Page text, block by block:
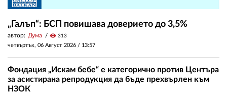
„Галъп“: БСП повишава доверието до 3,5%
автор: Дума visibility 313
четвъртък, 06 Август 2026 / 13:57
Фондация „Искам бебе“ е категорично против Центъра
за асистирана репродукция да бъде прехвърлен към
НЗОК